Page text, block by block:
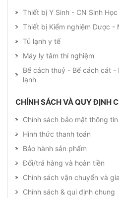
Thiết bị Y Sinh - CN Sinh
Thiết bị Kiểm nghiệm Dược -
Tủ lạnh y tế
Máy ly tâm thí nghiệm
Bể cách thuỷ - Bể cách cát -
lạnh
CHÍNH SÁCH VÀ QUY ĐỊNH
Chính sách bảo mật thông tin
Hình thức thanh toán
Bảo hành sản phẩm
Đổi/trả hàng và hoàn tiền
Chính sách vận chuyển và
Chính sách & qui định chung